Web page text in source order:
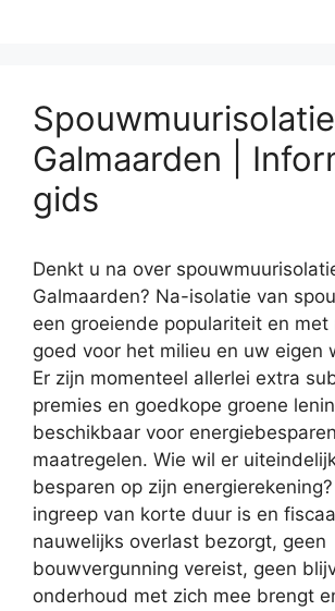
Spouwmuurisolatie
Galmaarden |
gids
Denkt u na over
Galmaarden? Na-isolatie van
een groeiende populariteit en met
goed voor het milieu en uw eigen
Er zijn momenteel allerlei extra
premies en goedkope groene
beschikbaar voor
maatregelen. Wie wil er
besparen op zijn
ingreep van korte duur is en
nauwelijks overlast bezorgt, geen
bouwvergunning vereist, geen
onderhoud met zich mee brengt